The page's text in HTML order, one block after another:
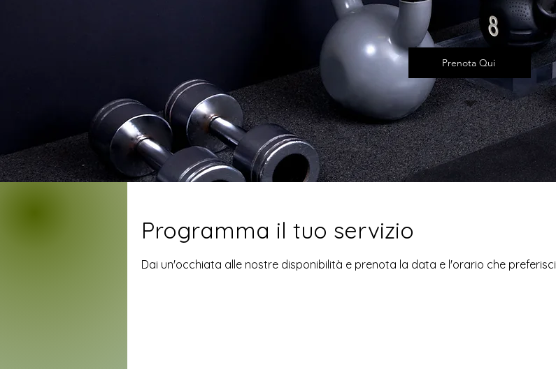
Prenota Qui
Programma il tuo servizio
Dai un'occhiata alle nostre disponibilità e prenota la data e l'orario che preferisci